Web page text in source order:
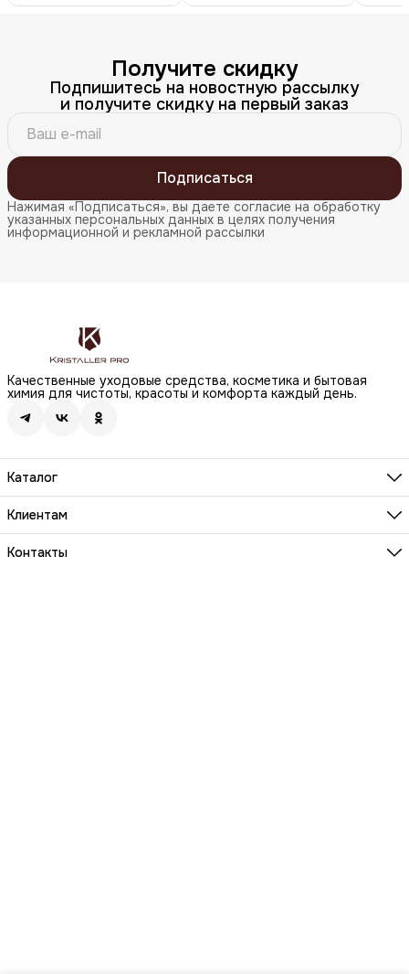
Получите скидку
Подпишитесь на новостную рассылку
и получите скидку на первый заказ
Подписаться
Нажимая «Подписаться», вы даете согласие на обработку
указанных персональных данных в целях получения
информационной и рекламной рассылки
Качественные уходовые средства, косметика и бытовая
химия для чистоты, красоты и комфорта каждый день.
Каталог
Бренды
Волосы
Макияж
Клиентам
О компании
Реквизиты
Контакты